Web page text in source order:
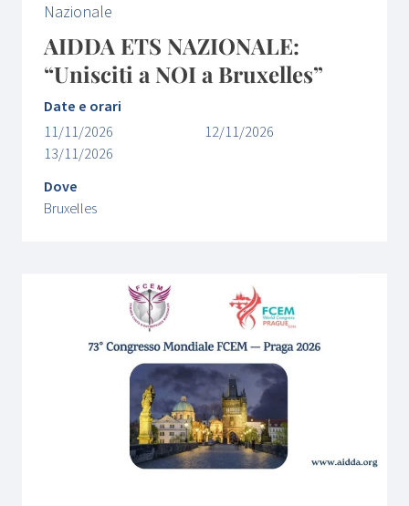
Nazionale
AIDDA ETS NAZIONALE:
“Unisciti a NOI a Bruxelles”
Date e orari
11/11/2026
12/11/2026
13/11/2026
Dove
Bruxelles